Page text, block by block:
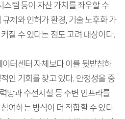
스템 등이 자산 가치를 좌우할 수
제와 인허가 환경, 기술 노후화 가
질 수 있다는 점도 고려 대상이다.
터센터 자체보다 이를 뒷받침하
인 기회를 찾고 있다. 안정성을 중
망과 수전시설 등 주변 인프라를
여하는 방식이 더 적합할 수 있다